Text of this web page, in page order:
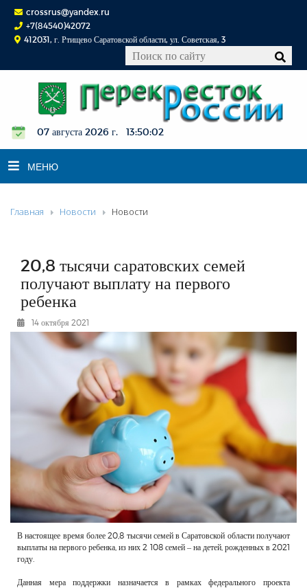
crossrus@yandex.ru
+7(84540)42072
412031, г. Ртищево Саратовской области, ул. Советская, 3
07 августа 2026 г. 13:50:03
МЕНЮ
НОВОСТИ
К СВЕДЕНИЮ
КОНКУРСЫ
ФОТОРЕПОРТАЖИ
РЕКЛАМОДАТЕЛЯМ
ОБЪЯВЛЕНИЯ
Главная Новости Новости
20,8 тысячи саратовских семей
получают выплату на первого
ребенка
14 октября 2021
В настоящее время более 20,8 тысячи семей в Саратовской области получают
выплаты на первого ребенка, из них 2 108 семей – на детей, рожденных в 2021
году.
Данная мера поддержки назначается в рамках федерального проекта